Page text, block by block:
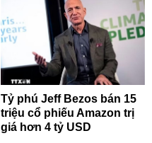
Tỷ phú Jeff Bezos bán 15
triệu cổ phiếu Amazon trị
giá hơn 4 tỷ USD